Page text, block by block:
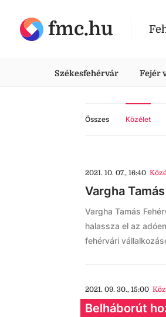
fmc.hu
Székesfehérvár Fejér
Összes Közélet
2021. 10. 07., 16:40
Vargha
Vargha Tamás
halassza el az
fehérvári
2021. 09. 30., 15:00
Belháborút